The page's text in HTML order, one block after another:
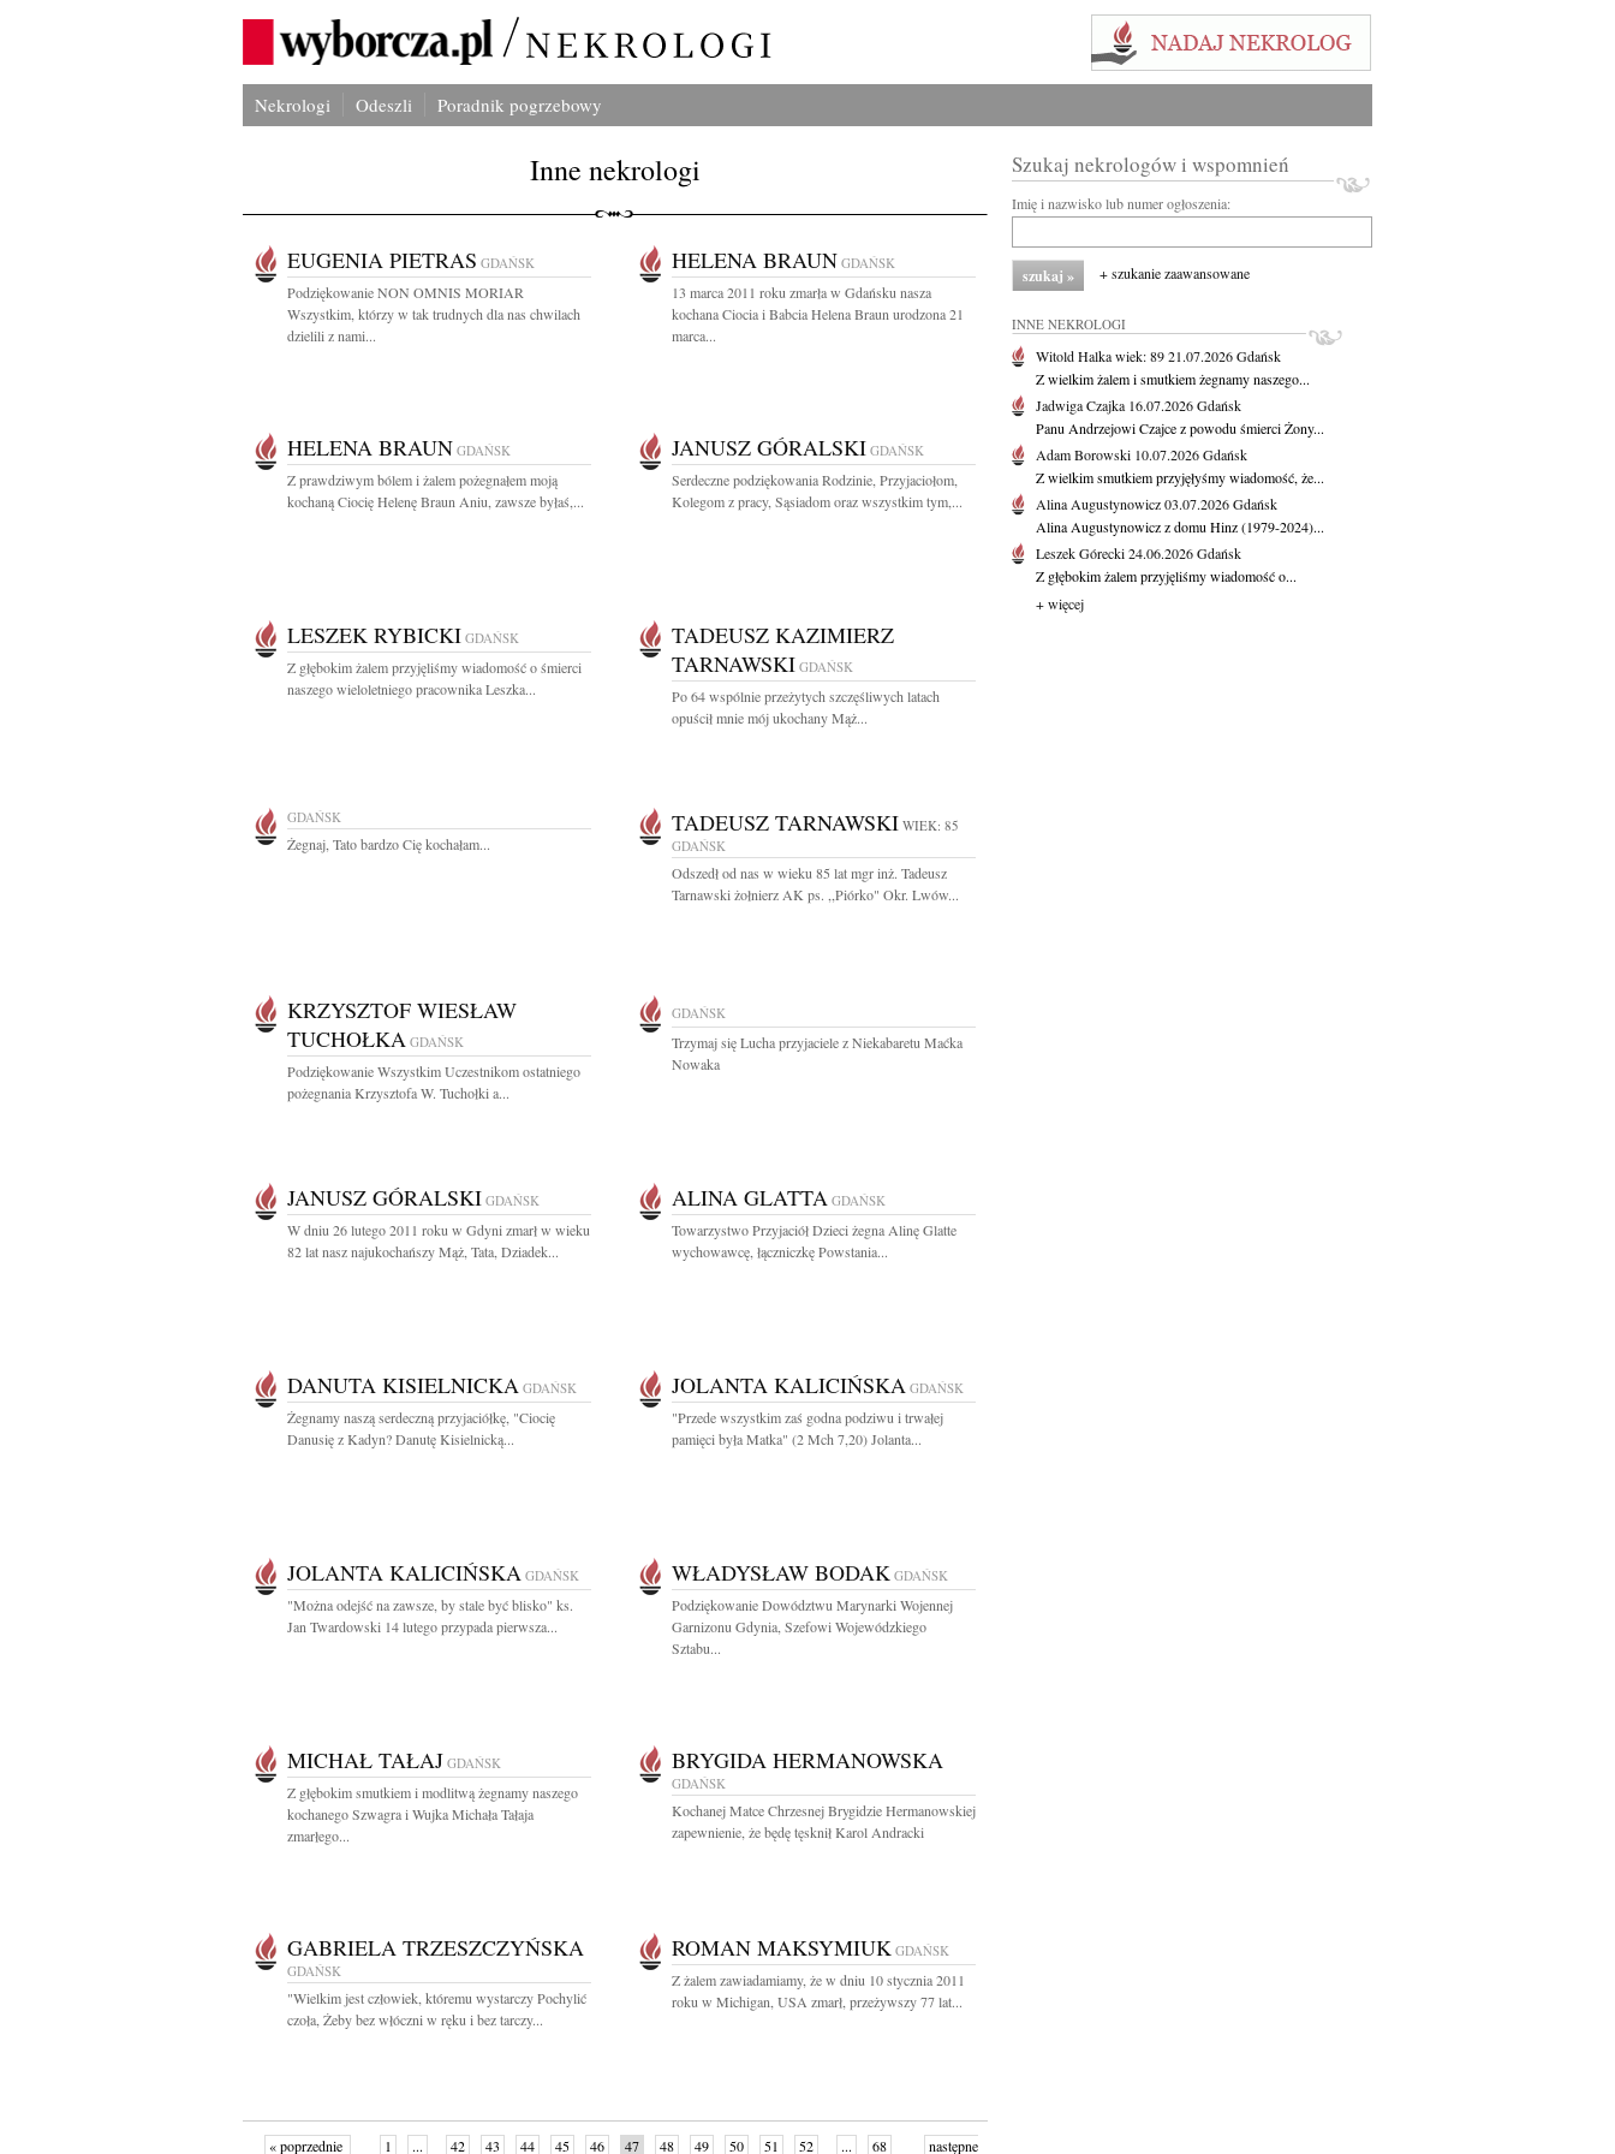
Nekrologi Odeszli Poradnik pogrzebowy
Inne nekrologi
EUGENIA PIETRAS GDAŃSK
Podziękowanie NON OMNIS MORIAR
Wszystkim, którzy w tak trudnych dla nas chwilach
dzielili z nami...
HELENA BRAUN GDAŃSK
13 marca 2011 roku zmarła w Gdańsku nasza
kochana Ciocia i Babcia Helena Braun urodzona 21
marca...
HELENA BRAUN GDAŃSK
Z prawdziwym bólem i żalem pożegnałem moją
kochaną Ciocię Helenę Braun Aniu, zawsze byłaś,...
JANUSZ GÓRALSKI GDAŃSK
Serdeczne podziękowania Rodzinie, Przyjaciołom,
Kolegom z pracy, Sąsiadom oraz wszystkim tym,...
LESZEK RYBICKI GDAŃSK
Z głębokim żalem przyjęliśmy wiadomość o śmierci
naszego wieloletniego pracownika Leszka...
TADEUSZ KAZIMIERZ
TARNAWSKI GDAŃSK
Po 64 wspólnie przeżytych szczęśliwych latach
opuścił mnie mój ukochany Mąż...
GDAŃSK
Żegnaj, Tato bardzo Cię kochałam...
TADEUSZ TARNAWSKI WIEK: 85
GDAŃSK
Odszedł od nas w wieku 85 lat mgr inż. Tadeusz
Tarnawski żołnierz AK ps. ,,Piórko" Okr. Lwów...
KRZYSZTOF WIESŁAW
TUCHOŁKA GDAŃSK
Podziękowanie Wszystkim Uczestnikom ostatniego
pożegnania Krzysztofa W. Tuchołki a...
GDAŃSK
Trzymaj się Lucha przyjaciele z Niekabaretu Maćka
Nowaka
JANUSZ GÓRALSKI GDAŃSK
W dniu 26 lutego 2011 roku w Gdyni zmarł w wieku
82 lat nasz najukochańszy Mąż, Tata, Dziadek...
ALINA GLATTA GDAŃSK
Towarzystwo Przyjaciół Dzieci żegna Alinę Glatte
wychowawcę, łączniczkę Powstania...
DANUTA KISIELNICKA GDAŃSK
Żegnamy naszą serdeczną przyjaciółkę, "Ciocię
Danusię z Kadyn? Danutę Kisielnicką...
JOLANTA KALICIŃSKA GDAŃSK
"Przede wszystkim zaś godna podziwu i trwałej
pamięci była Matka" (2 Mch 7,20) Jolanta...
JOLANTA KALICIŃSKA GDAŃSK
"Można odejść na zawsze, by stale być blisko" ks.
Jan Twardowski 14 lutego przypada pierwsza...
WŁADYSŁAW BODAK GDAŃSK
Podziękowanie Dowództwu Marynarki Wojennej
Garnizonu Gdynia, Szefowi Wojewódzkiego
Sztabu...
MICHAŁ TAŁAJ GDAŃSK
Z głębokim smutkiem i modlitwą żegnamy naszego
kochanego Szwagra i Wujka Michała Tałaja
zmarłego...
BRYGIDA HERMANOWSKA
GDAŃSK
Kochanej Matce Chrzesnej Brygidzie Hermanowskiej
zapewnienie, że będę tęsknił Karol Andracki
GABRIELA TRZESZCZYŃSKA
GDAŃSK
"Wielkim jest człowiek, któremu wystarczy Pochylić
czoła, Żeby bez włóczni w ręku i bez tarczy...
ROMAN MAKSYMIUK GDAŃSK
Z żalem zawiadamiamy, że w dniu 10 stycznia 2011
roku w Michigan, USA zmarł, przeżywszy 77 lat...
« poprzednie 1 ... 42 43 44 45 46 47 48 49 50 51 52 ... 68 następne
Szukaj nekrologów i wspomnień
Imię i nazwisko lub numer ogłoszenia:
+ szukanie zaawansowane
INNE NEKROLOGI
Witold Halkawiek: 8921.07.2026Gdańsk
Z wielkim żalem i smutkiem żegnamy naszego...
Jadwiga Czajka 16.07.2026Gdańsk
Panu Andrzejowi Czajce z powodu śmierci Żony...
Adam Borowski 10.07.2026Gdańsk
Z wielkim smutkiem przyjęłyśmy wiadomość, że...
Alina Augustynowicz03.07.2026Gdańsk
Alina Augustynowicz z domu Hinz (1979-2024)...
Leszek Górecki24.06.2026Gdańsk
Z głębokim żalem przyjęliśmy wiadomość o...
+ więcej